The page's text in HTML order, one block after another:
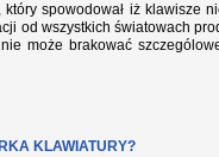
spowodował iż klawisze
od wszystkich światowach
może brakować
KLAWIATURY?